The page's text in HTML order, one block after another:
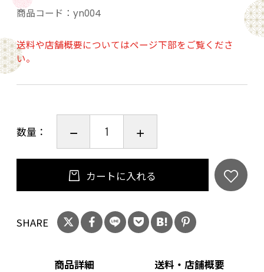
重量156g 容量225cc(八分目)
・
（小）
電子レンジ/〇、食洗機/〇、直火/×
※1客あたり3,300円（税込み）となります。
ご購入の折は「ご注文手続き」画面の「お問い
合わせ欄」に（大）（小）をご入力ください。
２個でご購入いただき、「お問い合わせ欄」に
商品コード： yn004
送料や店舗概要についてはページ下部をご覧くださ
い。
数量：
カートに入れる
SHARE
商品詳細 送料・店舗概要